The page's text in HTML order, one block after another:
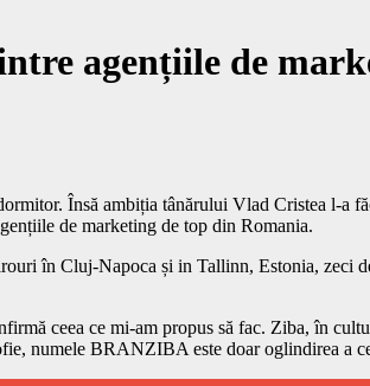
agențiile de
Însă ambiția tânărului Vlad Cristea l-a
de marketing de top din Romania.
în Cluj-Napoca și in Tallinn, Estonia, zeci
ceea ce mi-am propus să fac. Ziba, în
numele BRANZIBA este doar oglindirea a